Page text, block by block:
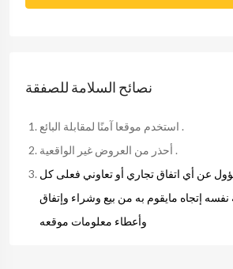
نصائح السلامة للصفقة
استخدم موقعا آمنًا لمقابلة البائع .
أحذر من العروض غير الواقعية .
عن أي اتفاق تجاري أو تعاوني فعلى كل
إتجاه مايقوم به من بيع وشراء وإتفاق
وأعطاء معلومات موقعه